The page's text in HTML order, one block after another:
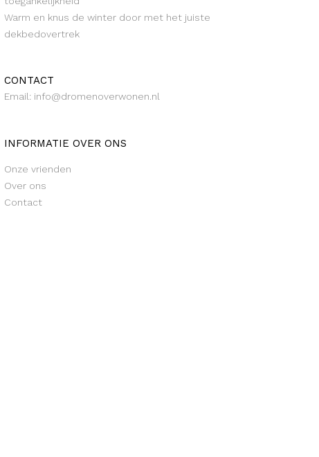
Warm en knus de winter door met het juiste
dekbedovertrek
CONTACT
Email: info@dromenoverwonen.nl
INFORMATIE OVER ONS
Onze vrienden
Over ons
Contact